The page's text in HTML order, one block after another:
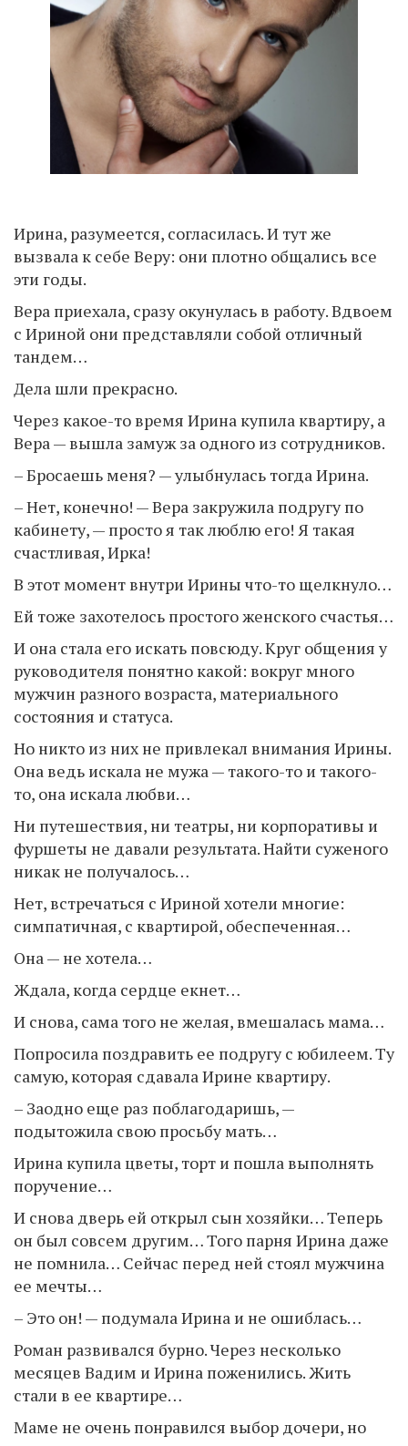
Ирина, разумеется, согласилась. И тут же
вызвала к себе Веру: они плотно общались все
эти годы.
Вера приехала, сразу окунулась в работу. Вдвоем
с Ириной они представляли собой отличный
тандем…
Дела шли прекрасно.
Через какое-то время Ирина купила квартиру, а
Вера — вышла замуж за одного из сотрудников.
– Бросаешь меня? — улыбнулась тогда Ирина.
– Нет, конечно! — Вера закружила подругу по
кабинету, — просто я так люблю его! Я такая
счастливая, Ирка!
В этот момент внутри Ирины что-то щелкнуло…
Ей тоже захотелось простого женского счастья…
И она стала его искать повсюду. Круг общения у
руководителя понятно какой: вокруг много
мужчин разного возраста, материального
состояния и статуса.
Но никто из них не привлекал внимания Ирины.
Она ведь искала не мужа — такого-то и такого-
то, она искала любви…
Ни путешествия, ни театры, ни корпоративы и
фуршеты не давали результата. Найти суженого
никак не получалось…
Нет, встречаться с Ириной хотели многие:
симпатичная, с квартирой, обеспеченная…
Она — не хотела…
Ждала, когда сердце екнет…
И снова, сама того не желая, вмешалась мама…
Попросила поздравить ее подругу с юбилеем. Ту
самую, которая сдавала Ирине квартиру.
– Заодно еще раз поблагодаришь, —
подытожила свою просьбу мать…
Ирина купила цветы, торт и пошла выполнять
поручение…
И снова дверь ей открыл сын хозяйки… Теперь
он был совсем другим… Того парня Ирина даже
не помнила… Сейчас перед ней стоял мужчина
ее мечты…
– Это он! — подумала Ирина и не ошиблась…
Роман развивался бурно. Через несколько
месяцев Вадим и Ирина поженились. Жить
стали в ее квартире…
Маме не очень понравился выбор дочери, но